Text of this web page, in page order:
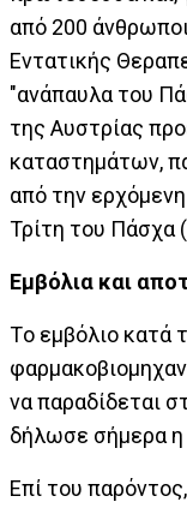
από 200
Εντατικής
"ανάπαυλα του
της Αυστρίας
καταστημάτων,
από την
Τρίτη του Πάσχα
Εμβόλια και
Tο εμβόλιο κατά
να παραδίδεται
δήλωσε σήμερα η
Επί του